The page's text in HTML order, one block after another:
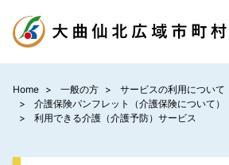
Home 一般の方
サービスの利用について
介護保険パンフレット（介護保険について）
利用できる介護（介護予防）サービス